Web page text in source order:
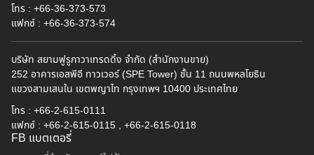
โทร : +66-36-373-573
แฟกซ์ : +66-36-373-574
บริษัท สยามฟูรูกาวาเทรดดิ้ง จำกัด (สำนักงานขาย)
252 อาคารเอสพีอี ทาวเวอร์ (SPE Tower) ชั้น 11 ถนนพหลโยธิน
แขวงสามเสนใน เขตพญาไท กรุงเทพฯ 10400 ประเทศไทย
โทร : +66-2-615-0111
แฟกซ์ : +66-2-615-0115 , +66-2-615-0118
FB แบตเตอรี่